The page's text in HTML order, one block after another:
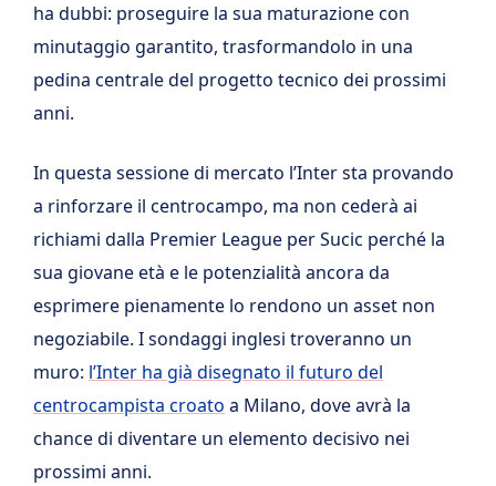
ha dubbi: proseguire la sua maturazione con
minutaggio garantito, trasformandolo in una
pedina centrale del progetto tecnico dei prossimi
anni.
In questa sessione di mercato l’Inter sta provando
a rinforzare il centrocampo, ma non cederà ai
richiami dalla Premier League per Sucic perché la
sua giovane età e le potenzialità ancora da
esprimere pienamente lo rendono un asset non
negoziabile. I sondaggi inglesi troveranno un
muro: l’Inter ha già disegnato il futuro del
centrocampista croato a Milano, dove avrà la
chance di diventare un elemento decisivo nei
prossimi anni.